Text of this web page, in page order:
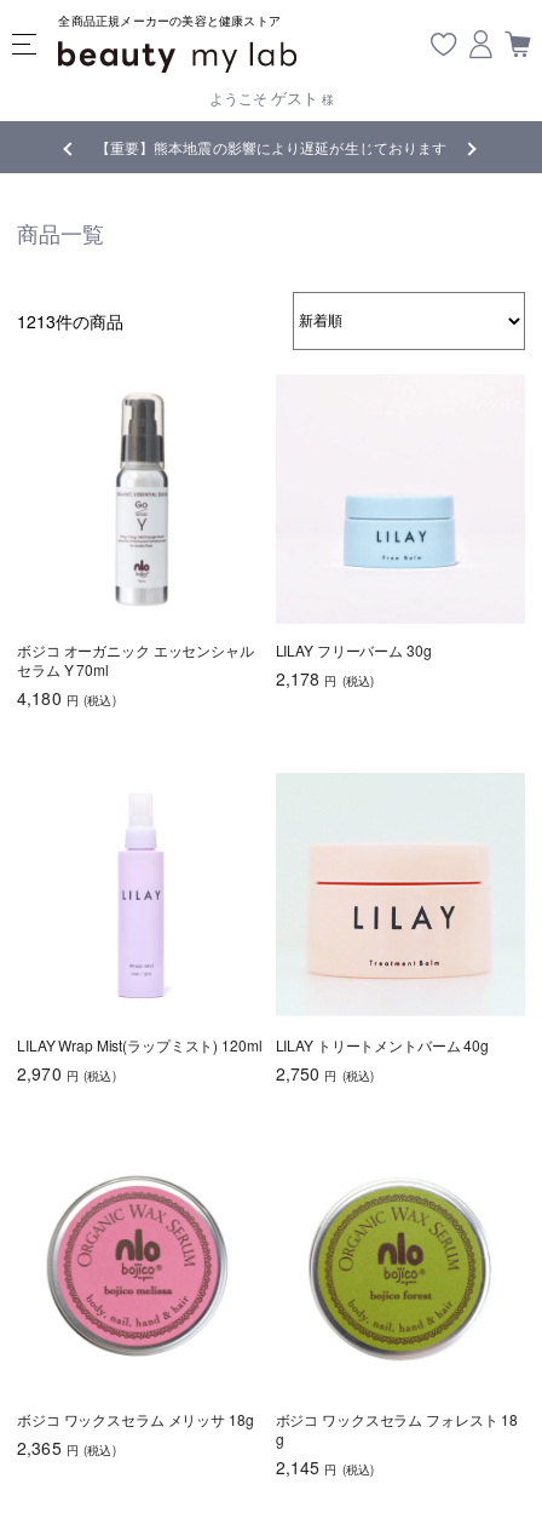
全商品正規メーカーの美容と健康ストア
ようこそ ゲスト 様
おります 全商品正規メーカー流通商品
商品一覧
1213件の商品
ボジコ オーガニック エッセンシャル
セラム Y 70ml
4,180 円 (税込)
LILAY フリーバーム 30g
2,178 円 (税込)
LILAY Wrap Mist(ラップミスト) 120ml
2,970 円 (税込)
LILAY トリートメントバーム 40g
2,750 円 (税込)
ボジコ ワックスセラム メリッサ 18g
2,365 円 (税込)
ボジコ ワックスセラム フォレスト 18
g
2,145 円 (税込)